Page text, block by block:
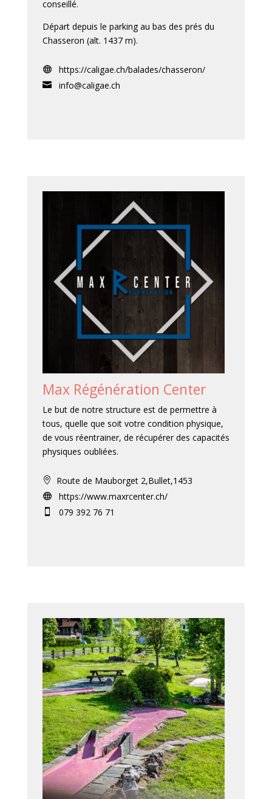
conseillé.
Départ depuis le parking au bas des prés du
Chasseron (alt. 1437 m).
 https://caligae.ch/balades/chasseron/
 info@caligae.ch
Max Régénération Center
Le but de notre structure est de permettre à
tous, quelle que soit votre condition physique,
de vous réentrainer, de récupérer des capacités
physiques oubliées.
 Route de Mauborget 2,Bullet,1453
 https://www.maxrcenter.ch/
 079 392 76 71